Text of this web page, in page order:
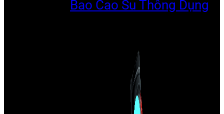
Bao Cao Su Thông Dụng